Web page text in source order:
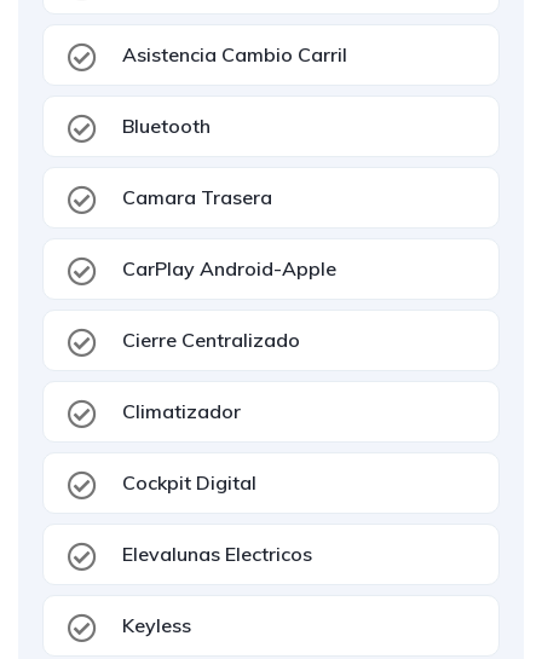
Asistencia Cambio Carril
Bluetooth
Camara Trasera
CarPlay Android-Apple
Cierre Centralizado
Climatizador
Cockpit Digital
Elevalunas Electricos
Keyless